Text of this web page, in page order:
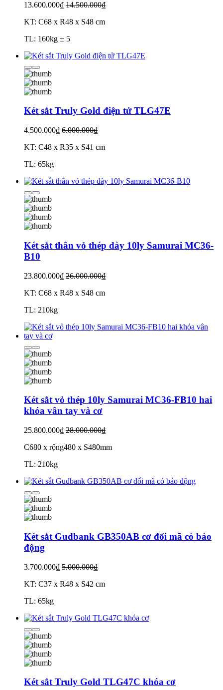
13.600.000₫ 14.500.000₫
KT: C68 x R48 x S48 cm
TL: 160kg ± 5
Két sắt Truly Gold điện tử TLG47E
4.500.000₫ 6.000.000₫
KT: C48 x R35 x S41 cm
TL: 65kg
Két sắt thân vỏ thép dày 10ly Samurai MC36-
B10
23.800.000₫ 26.000.000₫
KT: C68 x R48 x S48 cm
TL: 210kg
Két sắt vỏ thép 10ly Samurai MC36-FB10 hai
khóa vân tay và cơ
25.800.000₫ 28.000.000₫
C680 x rộng480 x S480mm
TL: 210kg
Két sắt Gudbank GB350AB cơ đổi mã có báo
động
3.700.000₫ 5.000.000₫
KT: C37 x R48 x S42 cm
TL: 65kg
Két sắt Truly Gold TLG47C khóa cơ